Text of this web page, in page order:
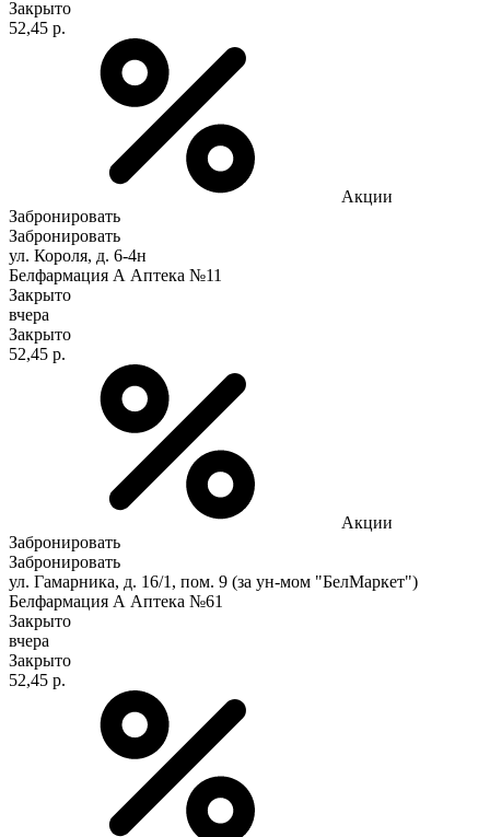
Закрыто
52,45 р.
Акции
Забронировать
Забронировать
ул. Короля, д. 6-4н
Белфармация А Аптека №11
Закрыто
вчера
Закрыто
52,45 р.
Акции
Забронировать
Забронировать
ул. Гамарника, д. 16/1, пом. 9 (за ун-мом "БелМаркет")
Белфармация А Аптека №61
Закрыто
вчера
Закрыто
52,45 р.